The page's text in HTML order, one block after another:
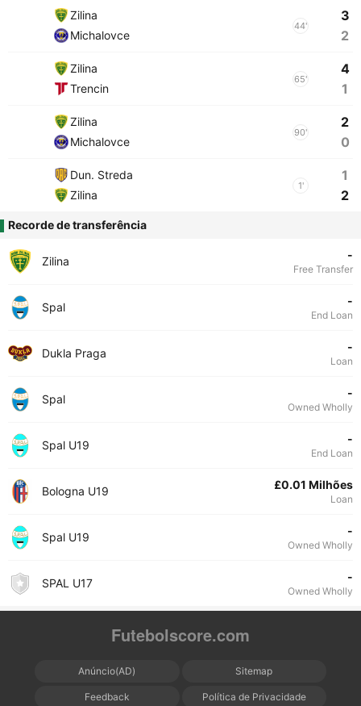
Zilina
Michalovce
44'
3
2
Zilina
Trencin
65'
4
1
Zilina
Michalovce
90'
2
0
Dun. Streda
Zilina
1'
1
2
Recorde de transferência
Zilina -
Free Transfer
Spal -
End Loan
Dukla Praga -
Loan
Spal -
Owned Wholly
Spal U19 -
End Loan
Bologna U19 £0.01 Milhões
Loan
Spal U19 -
Owned Wholly
SPAL U17 -
Owned Wholly
Futebolscore.com
Anúncio(AD) Sitemap
Feedback Política de Privacidade